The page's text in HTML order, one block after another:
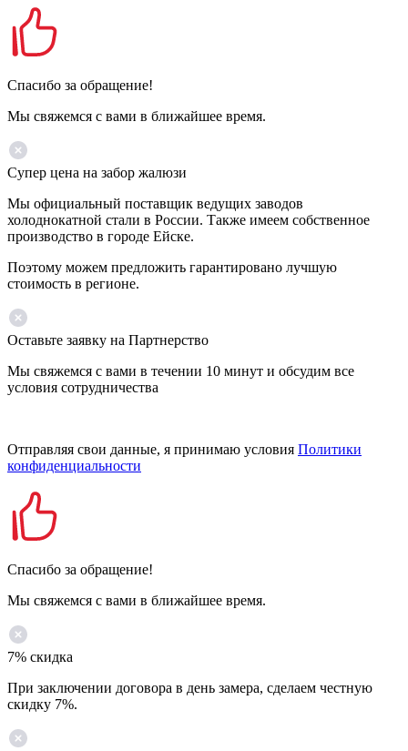
Спасибо за обращение!
Мы свяжемся с вами в ближайшее время.
Супер цена на забор жалюзи
Мы официальный поставщик ведущих заводов
холоднокатной стали в России. Также имеем собственное
производство в городе Ейске.
Поэтому можем предложить гарантировано лучшую
стоимость в регионе.
Оставьте заявку на Партнерство
Мы свяжемся с вами в течении 10 минут и обсудим все
условия сотрудничества
Отправляя свои данные, я принимаю условия Политики
конфиденциальности
Спасибо за обращение!
Мы свяжемся с вами в ближайшее время.
7% скидка
При заключении договора в день замера, сделаем честную
скидку 7%.